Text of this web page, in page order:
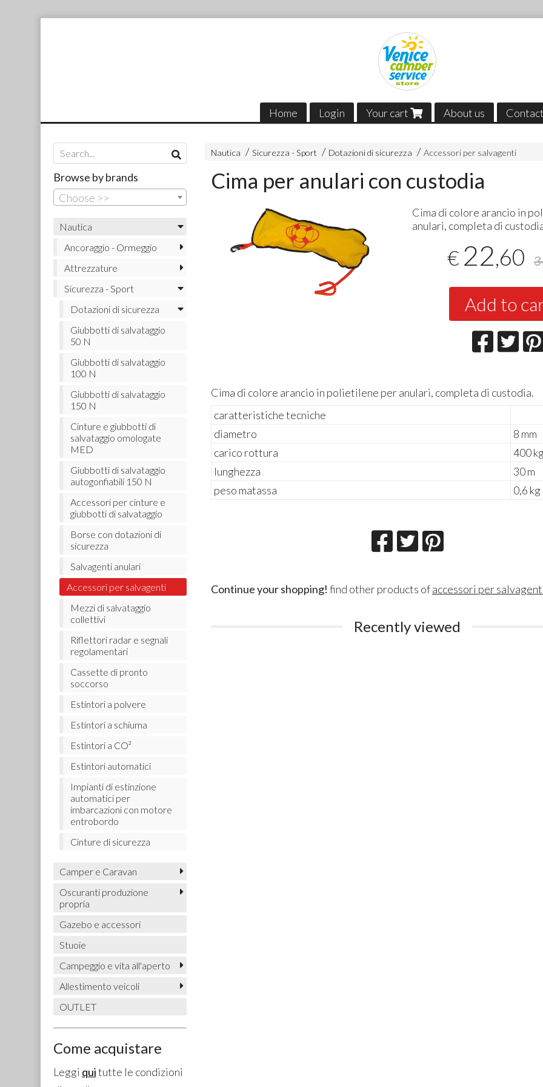
Home Login Your cart About us
Nautica Sicurezza - Sport Dotazioni di sicurezza Accessori per salvagenti
Cima per anulari con custodia
Cima di colore arancio in
anulari, completa di
€ 22,60
Add to
Cima di colore arancio in polietilene per anulari, completa di custodia.
caratteristiche tecniche
diametro
8 mm
carico rottura
400 kg
lunghezza
30 m
peso matassa
0,6 kg
Continue your shopping! find other products ofaccessori per
Recently viewed
Browse by brands
Choose >>
Nautica
Ancoraggio - Ormeggio
Attrezzature
Sicurezza - Sport
Dotazioni di sicurezza
Giubbotti di salvataggio
50 N
Giubbotti di salvataggio
100 N
Giubbotti di salvataggio
150 N
Cinture e giubbotti di
salvataggio omologate
MED
Giubbotti di salvataggio
autogonfiabili 150 N
Accessori per cinture e
giubbotti di salvataggio
Borse con dotazioni di
sicurezza
Salvagenti anulari
Accessori per salvagenti
Mezzi di salvataggio
collettivi
Riflettori radar e segnali
regolamentari
Cassette di pronto
soccorso
Estintori a polvere
Estintori a schiuma
Estintori a CO²
Estintori automatici
Impianti di estinzione
automatici per
imbarcazioni con motore
entrobordo
Cinture di sicurezza
Camper e Caravan
Oscuranti produzione
propria
Gazebo e accessori
Stuoie
Campeggio e vita all'aperto
Allestimento veicoli
OUTLET
Come acquistare
Leggi quitutte le condizioni